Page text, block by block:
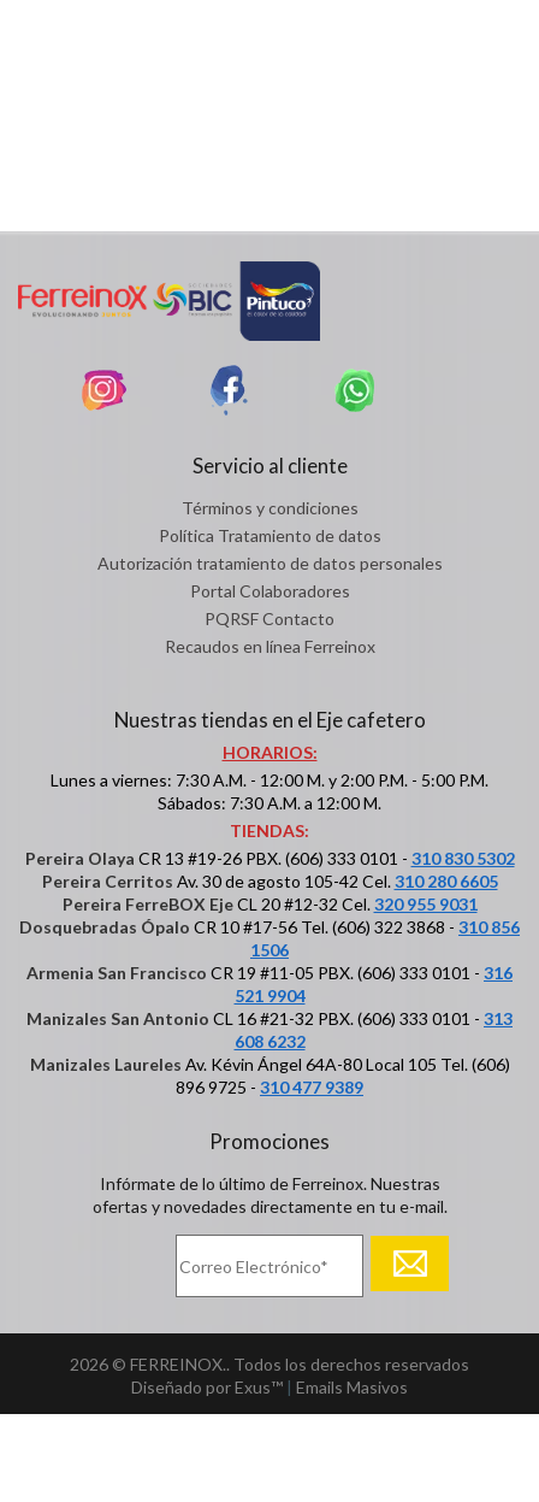
Servicio al cliente
Términos y condiciones
Política Tratamiento de datos
Autorización tratamiento de datos personales
Portal Colaboradores
PQRSF Contacto
Recaudos en línea Ferreinox
Nuestras tiendas en el Eje cafetero
HORARIOS:
Lunes a viernes: 7:30 A.M. - 12:00 M. y 2:00 P.M. - 5:00 P.M.
Sábados: 7:30 A.M. a 12:00 M.
TIENDAS:
Pereira Olaya CR 13 #19-26 PBX. (606) 333 0101 - 310 830 5302
Pereira Cerritos Av. 30 de agosto 105-42 Cel.310 280 6605
Pereira FerreBOX EjeCL 20 #12-32 Cel.320 955 9031
Dosquebradas Ópalo CR 10 #17-56 Tel. (606) 322 3868 - 310 856
1506
Armenia San Francisco CR 19 #11-05 PBX. (606) 333 0101 - 316
521 9904
Manizales San Antonio CL 16 #21-32 PBX. (606) 333 0101 - 313
608 6232
Manizales Laureles Av. Kévin Ángel 64A-80 Local 105 Tel. (606)
896 9725 - 310 477 9389
Promociones
Infórmate de lo último de Ferreinox. Nuestras
ofertas y novedades directamente en tu e-mail.
2026 © FERREINOX.. Todos los derechos reservados
Diseñado por Exus™ | Emails Masivos